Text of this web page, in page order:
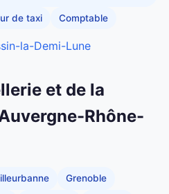
de taxi Comptable
la-Demi-Lune
et de la
Rhône-
Grenoble